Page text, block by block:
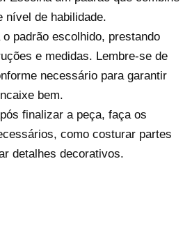
nível de habilidade.
o padrão escolhido, prestando
e medidas. Lembre-se de
necessário para garantir
bem.
finalizar a peça, faça os
como costurar partes
detalhes decorativos.